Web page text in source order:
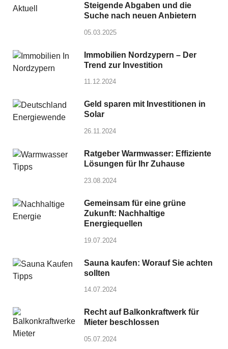
Steigende Abgaben und die
Suche nach neuen Anbietern
05.03.2025
Immobilien Nordzypern – Der
Trend zur Investition
11.12.2024
Geld sparen mit Investitionen in
Solar
26.11.2024
Ratgeber Warmwasser: Effiziente
Lösungen für Ihr Zuhause
23.08.2024
Gemeinsam für eine grüne
Zukunft: Nachhaltige
Energiequellen
19.07.2024
Sauna kaufen: Worauf Sie achten
sollten
14.07.2024
Recht auf Balkonkraftwerk für
Mieter beschlossen
05.07.2024